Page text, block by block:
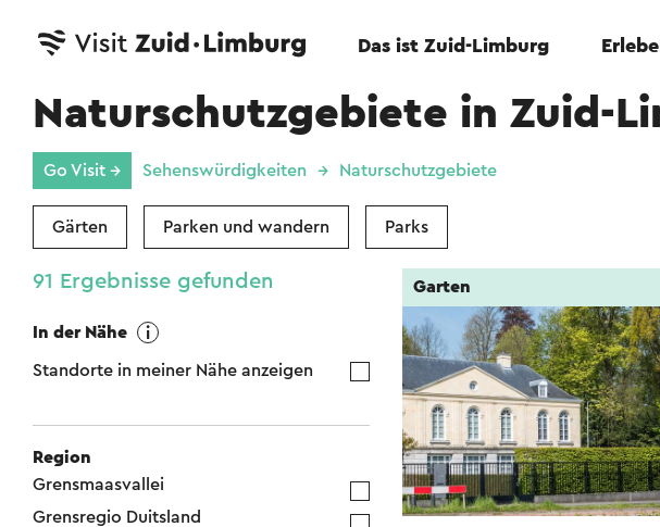
Das ist Zuid-Limburg
Naturschutzgebiete in Zuid-
Go Visit → Sehenswürdigkeiten Naturschutzgebiete
Gärten Parken und wandern Parks
91 Ergebnisse gefunden
In der Nähe
Standorte in meiner Nähe anzeigen
Region
Grensmaasvallei
Grensregio Duitsland
Garten